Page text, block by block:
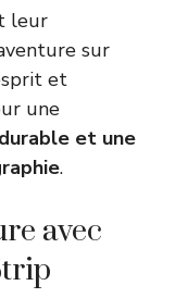
leur
sur
et
une
et une
.
avec